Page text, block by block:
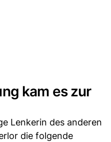
kam es zur
Lenkerin des anderen
die folgende